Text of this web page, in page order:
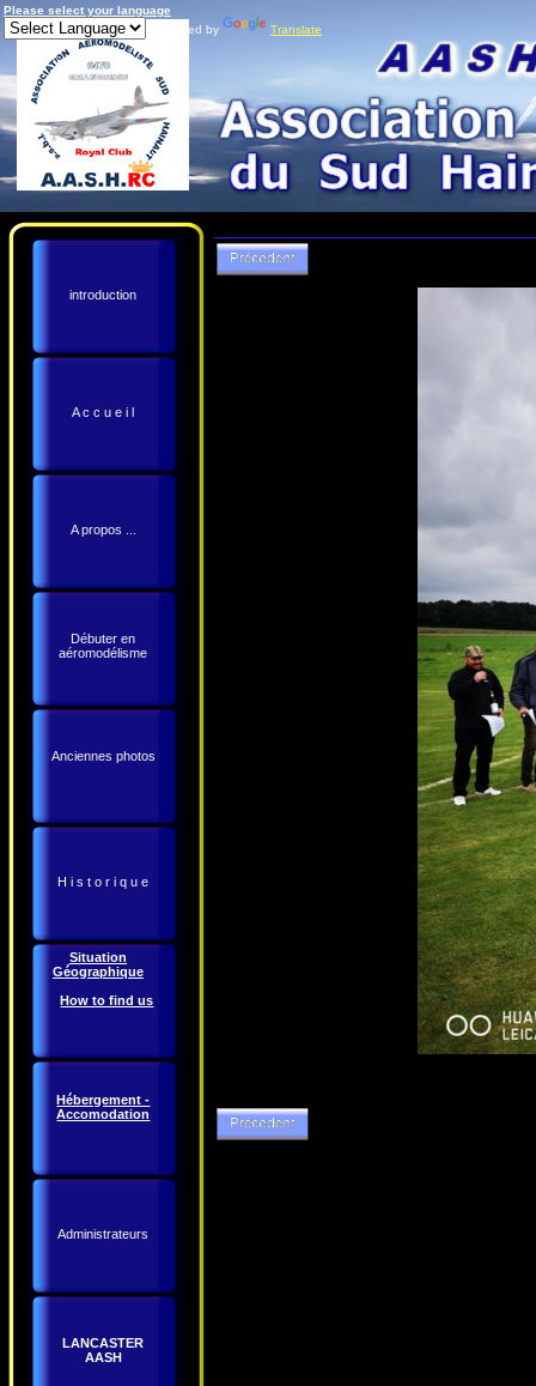
Please select your language
Powered by
Translate
introduction
A c c u e i l
A propos ...
Débuter en
aéromodélisme
Anciennes photos
H i s t o r i q u e
Situation
Géographique
How to find us
Hébergement -
Accomodation
Administrateurs
LANCASTER
AASH